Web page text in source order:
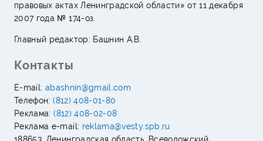
правовых актах Ленинградской области» от 11 декабря
2007 года № 174-оз.
Главный редактор: Башнин А.В.
Контакты
E-mail: abashnin@gmail.com
Телефон:(812) 408-01-80
Реклама:(812) 408-02-08
Реклама e-mail: reklama@vesty.spb.ru